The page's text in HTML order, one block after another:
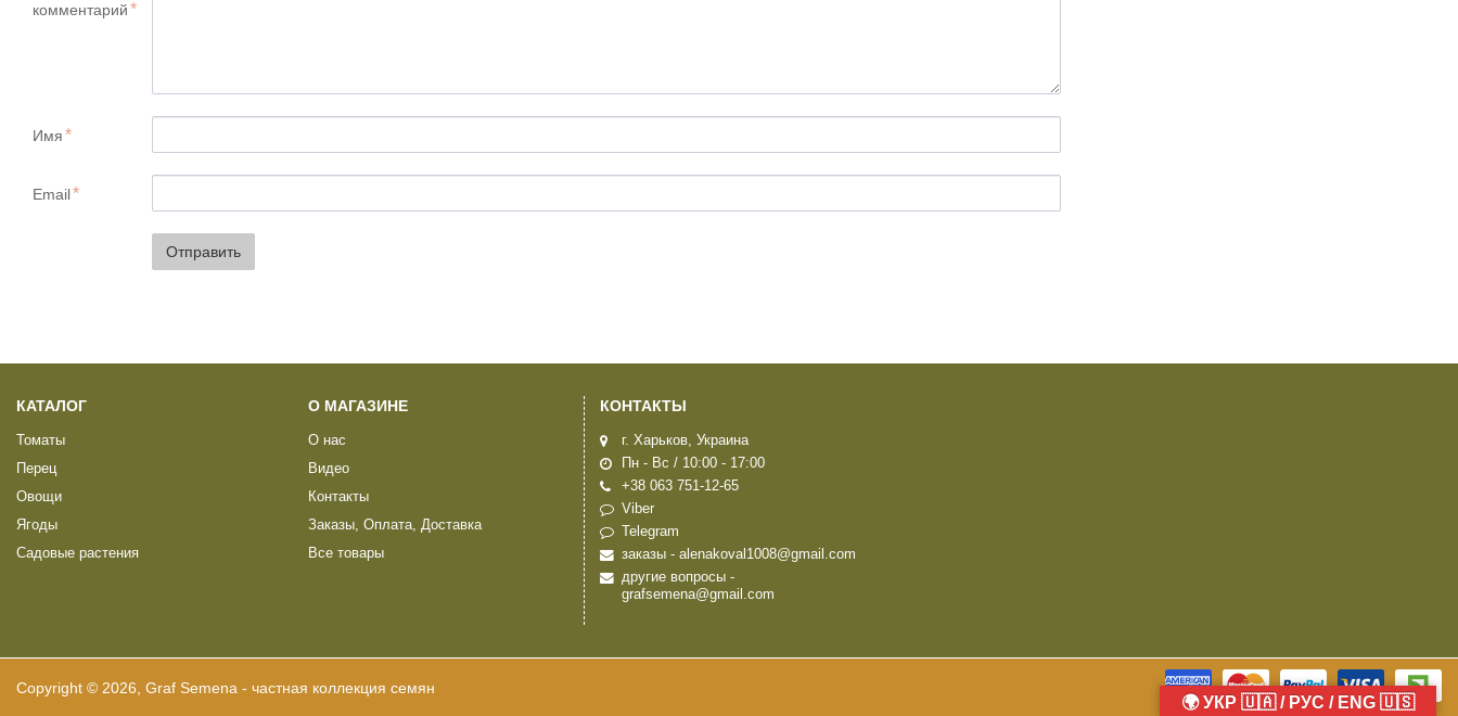
комментарий
Имя
Email
Отправить
КАТАЛОГ
Томаты
Перец
Овощи
Ягоды
Садовые растения
О МАГАЗИНЕ
О нас
Видео
Контакты
Заказы, Оплата, Доставка
Все товары
КОНТАКТЫ
г. Харьков, Украина
Пн - Вс / 10:00 - 17:00
+38 063 751-12-65
Viber
Telegram
заказы - alenakoval1008@gmail.com
другие вопросы -
grafsemena@gmail.com
Copyright © 2026, Graf Semena - частная коллекция семян
🌍 УКР 🇺🇦 / РУС / ENG 🇺🇸